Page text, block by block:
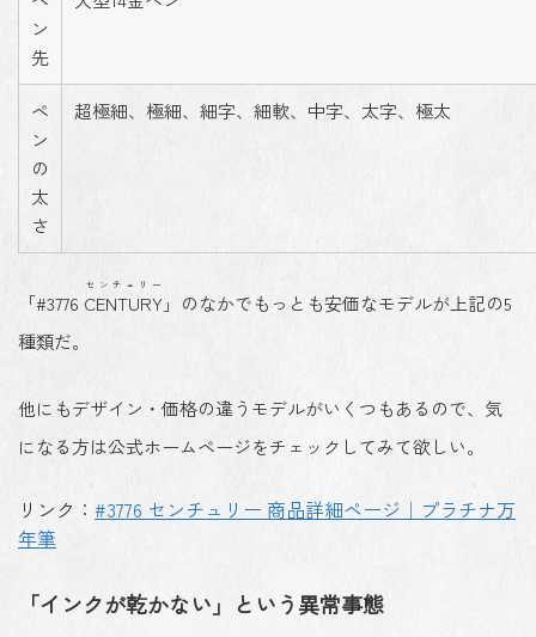
ン
先
ペ
ン
の
太
さ
超極細、極細、細字、細軟、中字、太字、極太
「#3776 CENTURY
センチュリー
」のなかでもっとも安価なモデルが上記の5
種類だ。
他にもデザイン・価格の違うモデルがいくつもあるので、気
になる方は公式ホームページをチェックしてみて欲しい。
リンク： #3776 センチュリー 商品詳細ページ｜プラチナ万
年筆
「インクが乾かない」という異常事態